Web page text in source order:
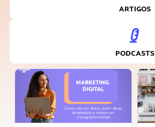
ARTIGOS
PODCASTS